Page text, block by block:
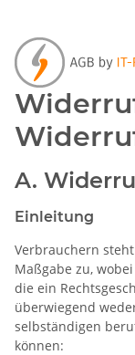
A.
Einleitung
Verbrauchern
Maßgabe zu,
die ein
überwiegend
selbständigen
können: